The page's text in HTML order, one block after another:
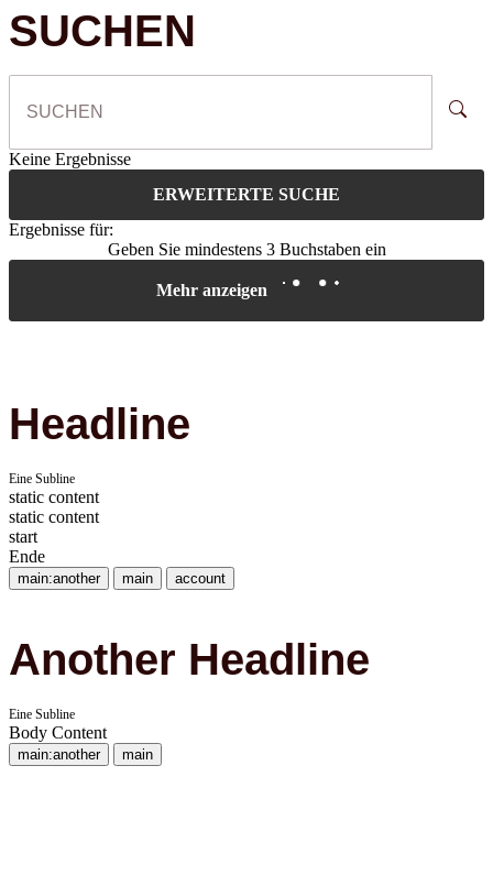
SUCHEN
Keine Ergebnisse
ERWEITERTE SUCHE
Ergebnisse für:
Geben Sie mindestens 3 Buchstaben ein
Mehr anzeigen
Headline
Eine Subline
static content
static content
start
Ende
main:another main account
Another Headline
Eine Subline
Body Content
main:another main